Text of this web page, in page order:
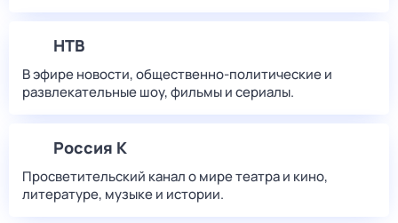
НТВ
В эфире новости, общественно-политические и
развлекательные шоу, фильмы и сериалы.
Россия К
Просветительский канал о мире театра и кино,
литературе, музыке и истории.